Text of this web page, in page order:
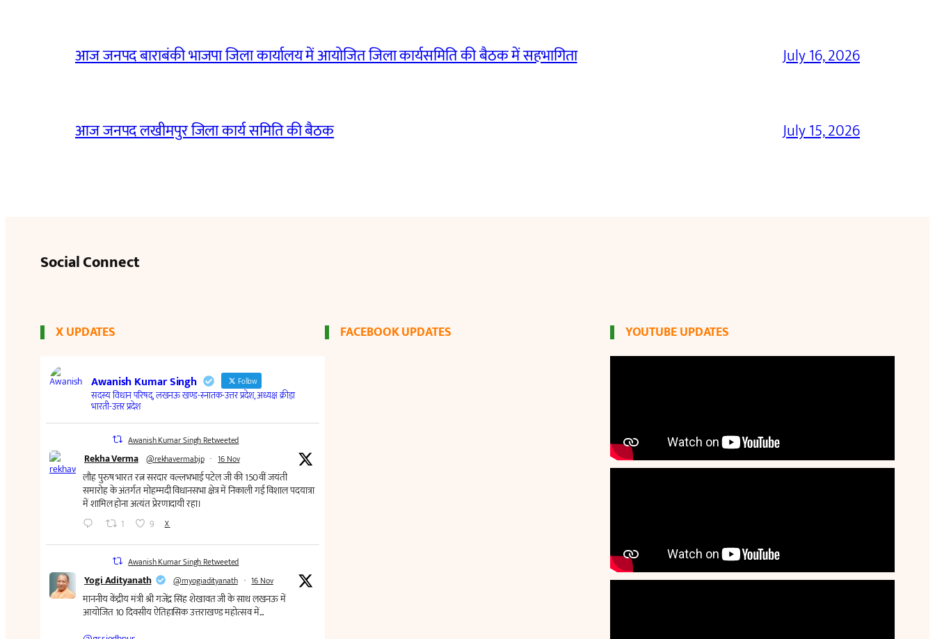
आज जनपद बाराबंकी भाजपा जिला कार्यालय में आयोजित जिला कार्यसमिति की बैठक में सहभागिता July 16, 2026
आज जनपद लखीमपुर जिला कार्य समिति की बैठक July 15, 2026
Social Connect
X UPDATES FACEBOOK UPDATES YOUTUBE UPDATES